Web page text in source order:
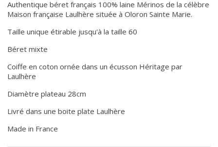
Authentique béret français 100% laine Mérinos de la célèbre
Maison française Laulhère située à Oloron Sainte Marie.
Taille unique étirable jusqu'à la taille 60
Béret mixte
Coiffe en coton ornée dans un écusson Héritage par
Laulhère
Diamètre plateau 28cm
Livré dans une boite plate Laulhère
Made in France